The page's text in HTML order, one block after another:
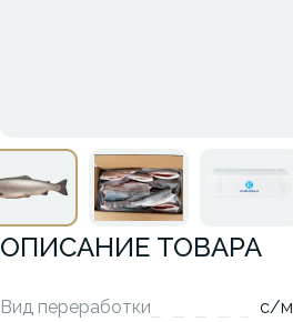
ОПИСАНИЕ ТОВАРА
Вид переработки
с/м